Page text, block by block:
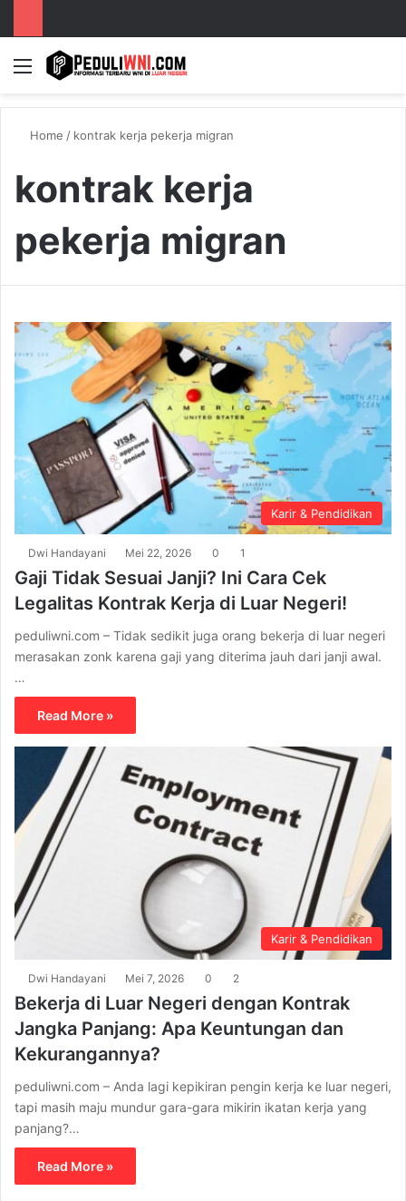
Menu
Home / kontrak kerja pekerja migran
kontrak kerja
pekerja migran
Karir & Pendidikan
Dwi Handayani Mei 22, 2026 0 1
Gaji Tidak Sesuai Janji? Ini Cara Cek
Legalitas Kontrak Kerja di Luar Negeri!
peduliwni.com – Tidak sedikit juga orang bekerja di luar negeri
merasakan zonk karena gaji yang diterima jauh dari janji awal.
…
Read More »
Karir & Pendidikan
Dwi Handayani Mei 7, 2026 0 2
Bekerja di Luar Negeri dengan Kontrak
Jangka Panjang: Apa Keuntungan dan
Kekurangannya?
peduliwni.com – Anda lagi kepikiran pengin kerja ke luar negeri,
tapi masih maju mundur gara-gara mikirin ikatan kerja yang
panjang?…
Read More »